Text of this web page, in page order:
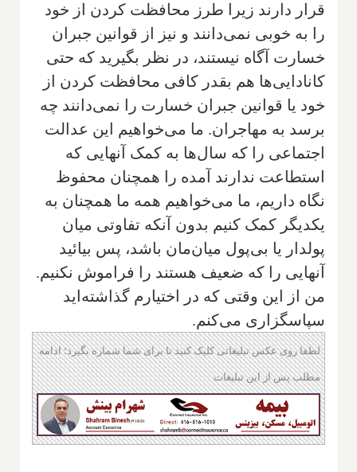
قرار دارند زیرا طرز محافظت کردن از خود
را به خوبی نمی‌دانند و نیز از قوانین جبران
خسارت آگاه نیستند، در نظر بگیرید که حتی
کانادایی‌ها هم بقدر کافی محافظت کردن از
خود یا قوانین جبران خسارت را نمی‌دانند چه
برسد به مهاجران. ما می‌خواهیم این عدالت
اجتماعی را که سال‌ها به کمک آنهایی که
استطاعت ندارند آمده را همچنان محفوظ
نگاه داریم، ما می‌خواهیم همه ما همچنان به
یکدیگر کمک کنیم بدون آنکه تفاوتی میان
پولدار یا بی‌پول میان‌مان باشد، پس بیائید
آنهایی را که ضعیف هستند را فراموش نکنیم.
من از این وقتی که در اختیارم گذاشته‌اید
سپاسگزاری می‌کنم.
لطفا روی عکس تبلیغاتی کلیک کنید تا برای شما شماره بگیرد؛ ادامه
مطلب پس از این تبلیغات